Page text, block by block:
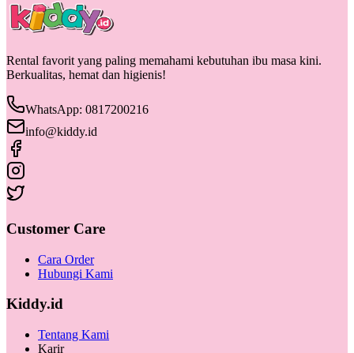
Rental favorit yang paling memahami kebutuhan ibu masa kini.
Berkualitas, hemat dan higienis!
WhatsApp: 0817200216
info@kiddy.id
Customer Care
Cara Order
Hubungi Kami
Kiddy.id
Tentang Kami
Karir